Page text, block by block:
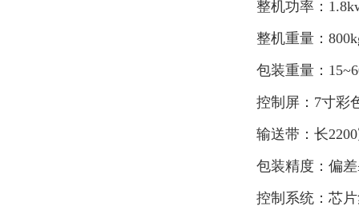
整机功率：
整机重量：
包装重量：
控制屏：7寸彩
输送带：长
包装精度：偏
控制系统：芯